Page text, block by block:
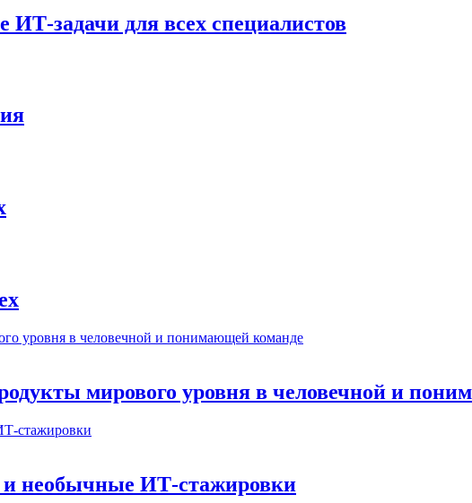
ИТ-задачи для всех специалистов
мирового уровня в человечной и
необычные ИТ‑стажировки